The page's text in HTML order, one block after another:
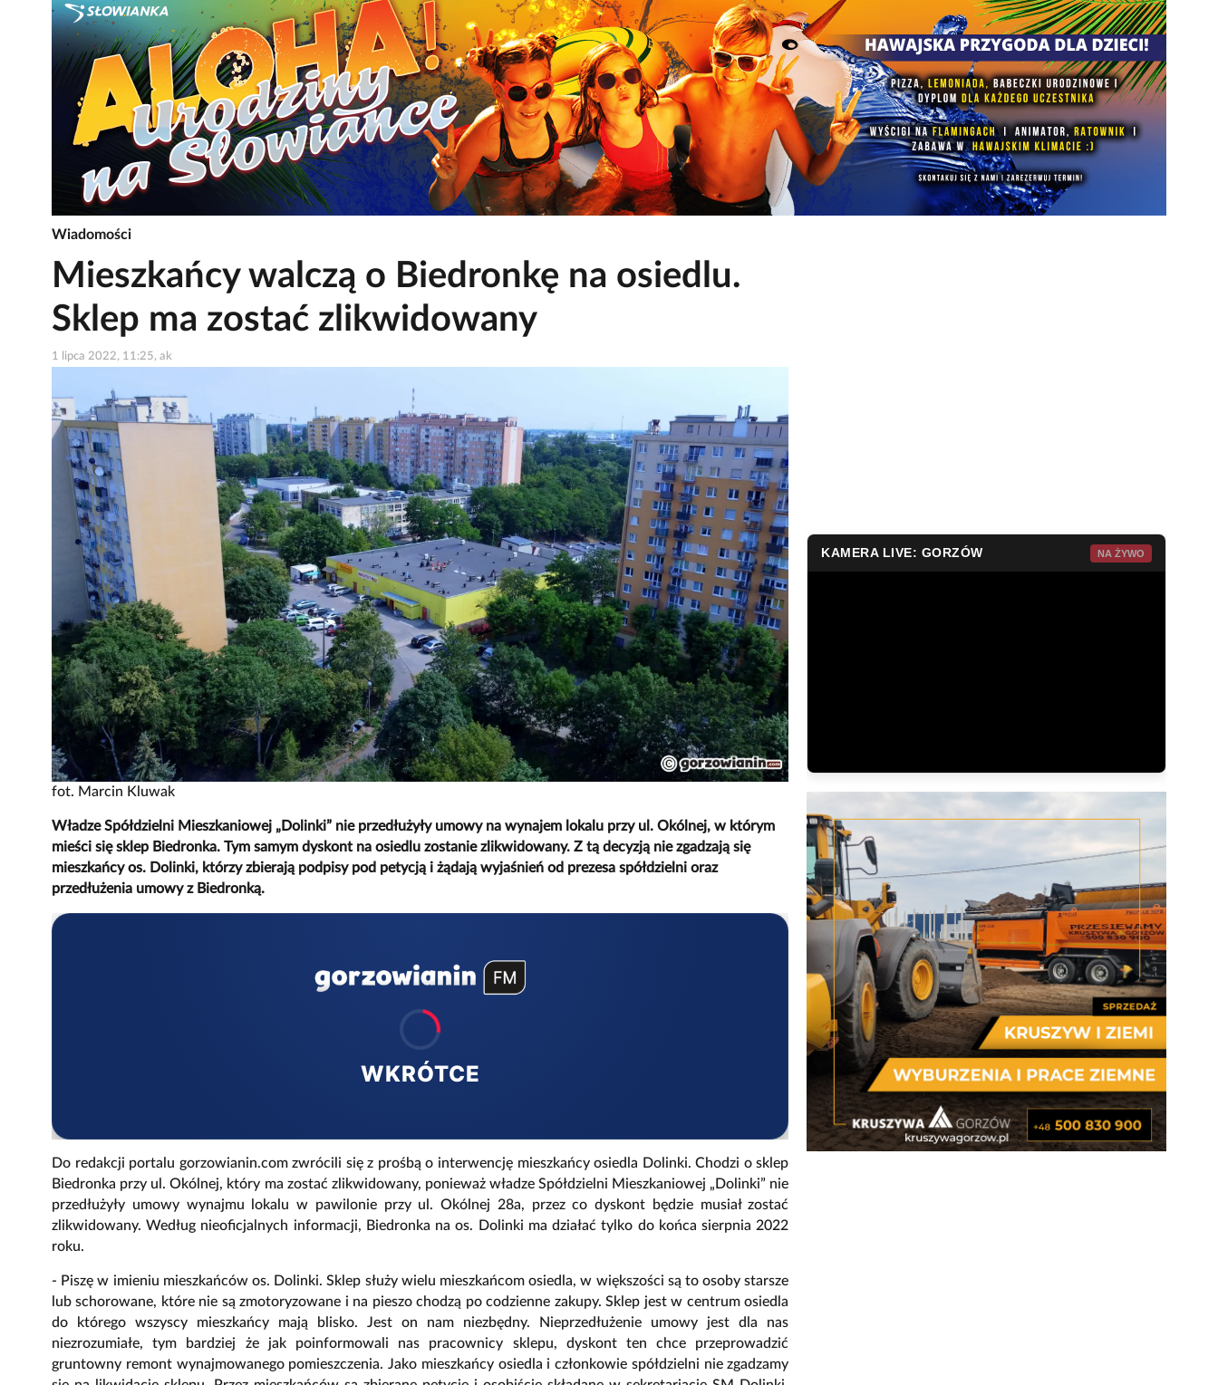
Wiadomości
Mieszkańcy walczą o Biedronkę na osiedlu.
Sklep ma zostać zlikwidowany
1 lipca 2022, 11:25, ak
fot. Marcin Kluwak
Władze Spółdzielni Mieszkaniowej „Dolinki” nie przedłużyły umowy na wynajem lokalu przy ul. Okólnej, w którym
mieści się sklep Biedronka. Tym samym dyskont na osiedlu zostanie zlikwidowany. Z tą decyzją nie zgadzają się
mieszkańcy os. Dolinki, którzy zbierają podpisy pod petycją i żądają wyjaśnień od prezesa spółdzielni oraz
przedłużenia umowy z Biedronką.
WKRÓTCE
Do redakcji portalu gorzowianin.com zwrócili się z prośbą o interwencję mieszkańcy osiedla Dolinki. Chodzi o sklep
Biedronka przy ul. Okólnej, który ma zostać zlikwidowany, ponieważ władze Spółdzielni Mieszkaniowej „Dolinki” nie
przedłużyły umowy wynajmu lokalu w pawilonie przy ul. Okólnej 28a, przez co dyskont będzie musiał zostać
zlikwidowany. Według nieoficjalnych informacji, Biedronka na os. Dolinki ma działać tylko do końca sierpnia 2022
roku.
- Piszę w imieniu mieszkańców os. Dolinki. Sklep służy wielu mieszkańcom osiedla, w większości są to osoby starsze
lub schorowane, które nie są zmotoryzowane i na pieszo chodzą po codzienne zakupy. Sklep jest w centrum osiedla
do którego wszyscy mieszkańcy mają blisko. Jest on nam niezbędny. Nieprzedłużenie umowy jest dla nas
niezrozumiałe, tym bardziej że jak poinformowali nas pracownicy sklepu, dyskont ten chce przeprowadzić
gruntowny remont wynajmowanego pomieszczenia. Jako mieszkańcy osiedla i członkowie spółdzielni nie zgadzamy
KAMERA LIVE: GORZÓW NA ŻYWO